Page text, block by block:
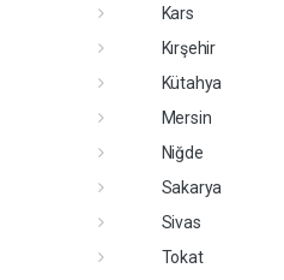
Kars
Kırşehir
Kütahya
Mersin
Niğde
Sakarya
Sivas
Tokat